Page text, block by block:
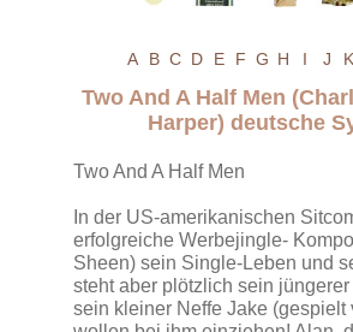
A B C D E F G H I J K
Two And A Half Men
Harper) deutsche
Two And A Half Men
In der US-amerikanischen
erfolgreiche Werbejingle-
Sheen) sein Single-Leben und
steht aber plötzlich sein
sein kleiner Neffe Jake (gespielt